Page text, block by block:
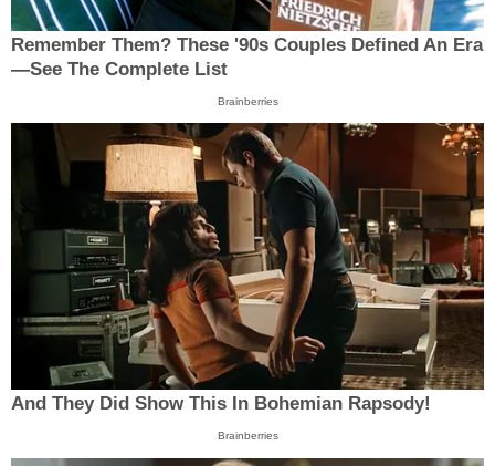
Remember Them? These '90s Couples Defined An Era
—See The Complete List
Brainberries
And They Did Show This In Bohemian Rapsody!
Brainberries